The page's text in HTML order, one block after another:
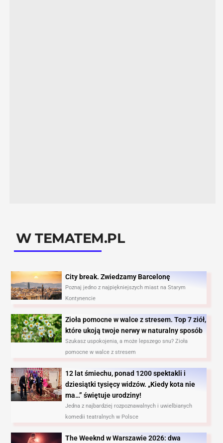
W TEMATEM.PL
City break. Zwiedzamy Barcelonę​
Poznaj jedno z najpiękniejszych miast na Starym
Kontynencie
Zioła pomocne w walce z stresem. Top 7 ziół,
które ukoją twoje nerwy w naturalny sposób
Szukasz uspokojenia, a może lepszego snu? Zioła
pomocne w walce z stresem
12 lat śmiechu, ponad 1200 spektakli i
dziesiątki tysięcy widzów. „Kiedy kota nie
ma…” świętuje urodziny!
Jedna z najbardziej rozpoznawalnych i uwielbianych
komedii teatralnych w Polsce
The Weeknd w Warszawie 2026: dwa